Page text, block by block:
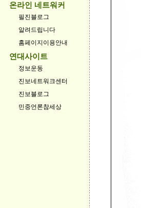
온라인 네트워커
필진블로그
알려드립니다
홈페이지이용안내
연대사이트
정보운동
진보네트워크센터
진보블로그
민중언론참세상